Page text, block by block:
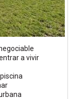
a vivir